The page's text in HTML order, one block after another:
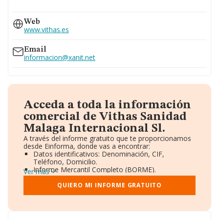
952443119
951012204
Web
www.vithas.es
Email
informacion@xanit.net
Acceda a toda la información
comercial de Vithas Sanidad
Malaga Internacional Sl.
A través del informe gratuito que te proporcionamos
desde Einforma, donde vas a encontrar:
Datos identificativos: Denominación, CIF,
Teléfono, Domicilio.
Informe Mercantil Completo (BORME).
Gráficos de Evolución Ventas y Empleados.
Consejo de Administración y Administradores.
Directivos y Ejecutivos.
Ver más
QUIERO MI INFORME GRATUITO